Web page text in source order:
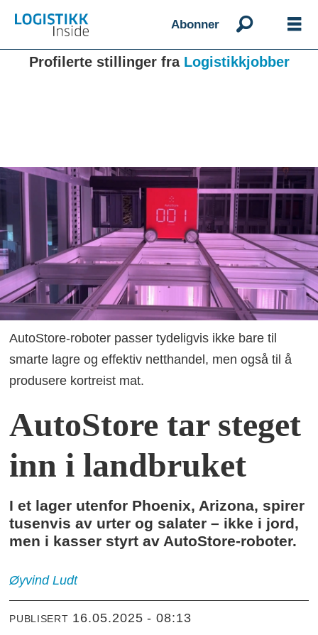
Abonner
Profilerte stillinger fra Logistikkjobber
AutoStore-roboter passer tydeligvis ikke bare til
smarte lagre og effektiv netthandel, men også til å
produsere kortreist mat.
AutoStore tar steget
inn i landbruket
I et lager utenfor Phoenix, Arizona, spirer
tusenvis av urter og salater – ikke i jord,
men i kasser styrt av AutoStore-roboter.
Øyvind Ludt
PUBLISERT 16.05.2025 - 08:13